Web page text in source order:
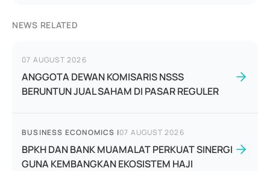
NEWS RELATED
07 AUGUST 2026
ANGGOTA DEWAN KOMISARIS NSSS
BERUNTUN JUAL SAHAM DI PASAR REGULER
BUSINESS ECONOMICS |07 AUGUST 2026
BPKH DAN BANK MUAMALAT PERKUAT SINERGI
GUNA KEMBANGKAN EKOSISTEM HAJI